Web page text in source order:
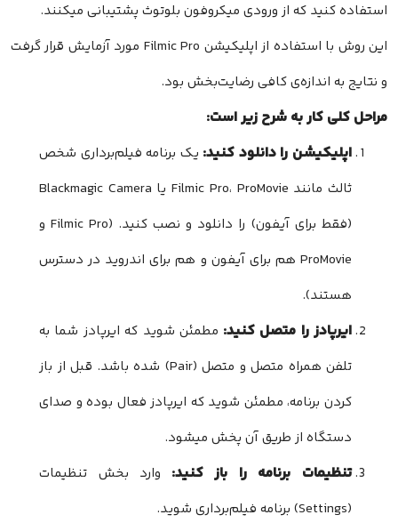
استفاده کنید که از ورودی میکروفون بلوتوث پشتیبانی میکنند.
این روش با استفاده از اپلیکیشن Filmic Pro مورد آزمایش قرار گرفت
و نتایج به اندازه‌ی کافی رضایت‌بخش بود.
مراحل کلی کار به شرح زیر است:
اپلیکیشن را دانلود کنید: یک برنامه فیلم‌برداری شخص
ثالث مانند Filmic Pro، ProMovie یا Blackmagic Camera
(فقط برای آیفون) را دانلود و نصب کنید. (Filmic Pro و
ProMovie هم برای آیفون و هم برای اندروید در دسترس
هستند).
ایرپادز را متصل کنید: مطمئن شوید که ایرپادز شما به
تلفن همراه متصل و متصل (Pair) شده باشد. قبل از باز
کردن برنامه، مطمئن شوید که ایرپادز فعال بوده و صدای
دستگاه از طریق آن پخش میشود.
تنظیمات برنامه را باز کنید: وارد بخش تنظیمات
(Settings) برنامه فیلم‌برداری شوید.